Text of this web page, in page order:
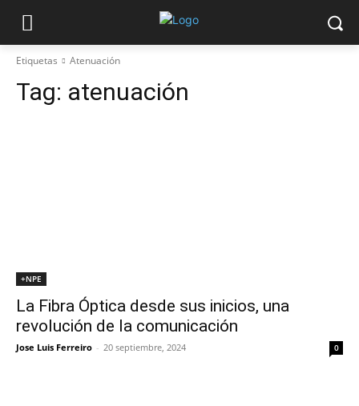
Etiquetas Atenuación
Tag: atenuación
+NPE
La Fibra Óptica desde sus inicios, una
revolución de la comunicación
Jose Luis Ferreiro - 20 septiembre, 2024 0